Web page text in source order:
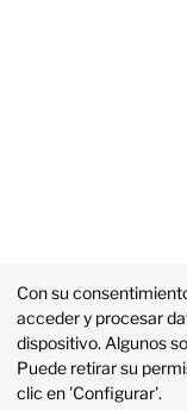
Con su
acceder y procesar
dispositivo. Algunos
Puede retirar su
clic en 'Configurar'.